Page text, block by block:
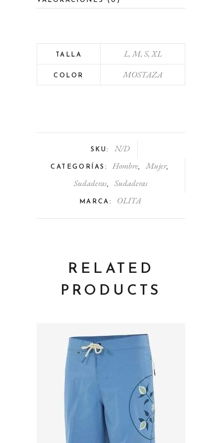
TALLA L, M, S, XL
COLOR MOSTAZA
SKU: N/D
CATEGORÍAS: Hombre, Mujer,
Sudaderas, Sudaderas
MARCA: OLITA
RELATED
PRODUCTS